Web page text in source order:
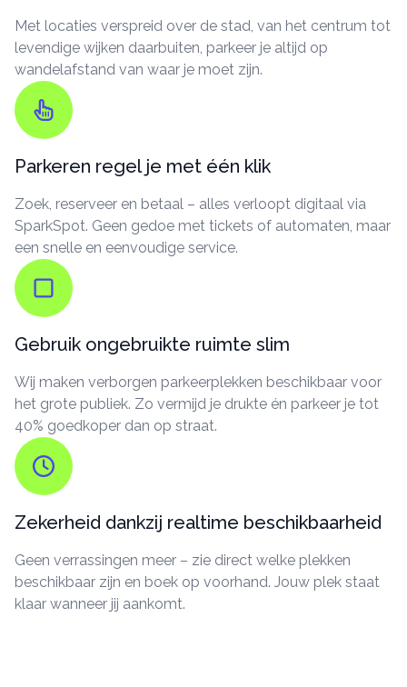
Met locaties verspreid over de stad, van het centrum tot
levendige wijken daarbuiten, parkeer je altijd op
wandelafstand van waar je moet zijn.
Parkeren regel je met één klik
Zoek, reserveer en betaal – alles verloopt digitaal via
SparkSpot. Geen gedoe met tickets of automaten, maar
een snelle en eenvoudige service.
Gebruik ongebruikte ruimte slim
Wij maken verborgen parkeerplekken beschikbaar voor
het grote publiek. Zo vermijd je drukte én parkeer je tot
40% goedkoper dan op straat.
Zekerheid dankzij realtime beschikbaarheid
Geen verrassingen meer – zie direct welke plekken
beschikbaar zijn en boek op voorhand. Jouw plek staat
klaar wanneer jij aankomt.